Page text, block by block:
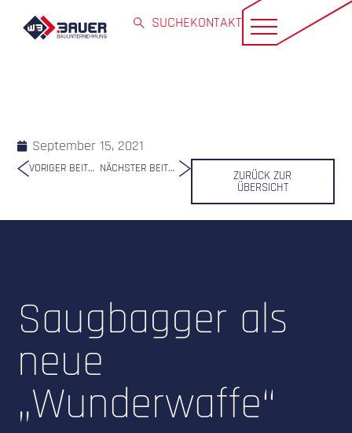
SUCHEKONTAKT
September 15, 2021
VORIGER BEITRAG NÄCHSTER BEITRAG ZURÜCK ZUR
ÜBERSICHT
Saugbagger als
neue
„Wunderwaffe“